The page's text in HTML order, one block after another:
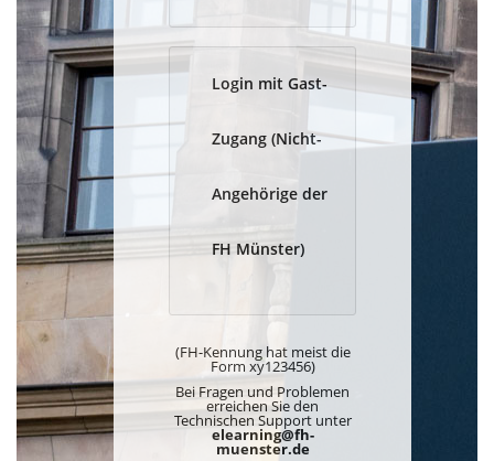
Login mit Gast-
Zugang (Nicht-
Angehörige der
FH Münster)
(FH-Kennung hat meist die
Form xy123456)
Bei Fragen und Problemen
erreichen Sie den
Technischen Support unter
elearning@fh-
muenster.de